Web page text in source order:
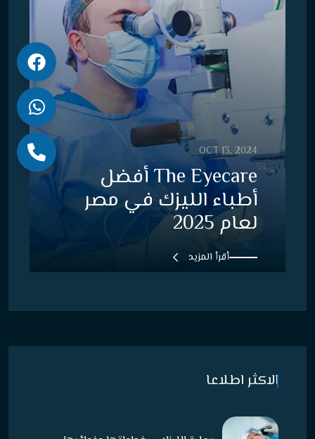
OCT 13, 2024
The Eyecare أفضل
أطباء الليزك في مصر
لعام 2025
أقرأ المزيد
الاكثر اطلاعا